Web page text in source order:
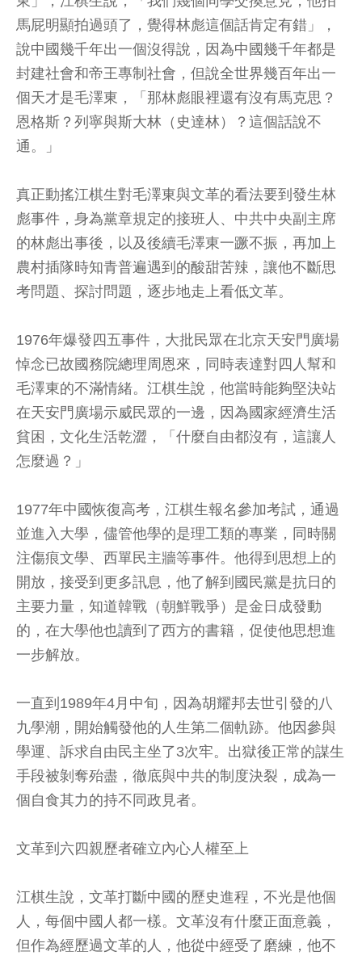
馬屁明顯拍過頭了，覺得林彪這個話肯定有錯」，
說中國幾千年出一個沒得說，因為中國幾千年都是
封建社會和帝王專制社會，但說全世界幾百年出一
個天才是毛澤東，「那林彪眼裡還有沒有馬克思？
恩格斯？列寧與斯大林（史達林）？這個話說不
通。」
真正動搖江棋生對毛澤東與文革的看法要到發生林
彪事件，身為黨章規定的接班人、中共中央副主席
的林彪出事後，以及後續毛澤東一蹶不振，再加上
農村插隊時知青普遍遇到的酸甜苦辣，讓他不斷思
考問題、探討問題，逐步地走上看低文革。
1976年爆發四五事件，大批民眾在北京天安門廣場
悼念已故國務院總理周恩來，同時表達對四人幫和
毛澤東的不滿情緒。江棋生說，他當時能夠堅決站
在天安門廣場示威民眾的一邊，因為國家經濟生活
貧困，文化生活乾澀，「什麼自由都沒有，這讓人
怎麼過？」
1977年中國恢復高考，江棋生報名參加考試，通過
並進入大學，儘管他學的是理工類的專業，同時關
注傷痕文學、西單民主牆等事件。他得到思想上的
開放，接受到更多訊息，他了解到國民黨是抗日的
主要力量，知道韓戰（朝鮮戰爭）是金日成發動
的，在大學他也讀到了西方的書籍，促使他思想進
一步解放。
一直到1989年4月中旬，因為胡耀邦去世引發的八
九學潮，開始觸發他的人生第二個軌跡。他因參與
學運、訴求自由民主坐了3次牢。出獄後正常的謀生
手段被剝奪殆盡，徹底與中共的制度決裂，成為一
個自食其力的持不同政見者。
文革到六四親歷者確立內心人權至上
江棋生說，文革打斷中國的歷史進程，不光是他個
人，每個中國人都一樣。文革沒有什麼正面意義，
但作為經歷過文革的人，他從中經受了磨練，他不